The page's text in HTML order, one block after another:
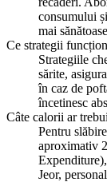
consumului
mai
Ce strategii
Strategiile
sărite,
în caz de
încetinesc
Câte calorii ar
Pentru
aproximativ
Jeor,